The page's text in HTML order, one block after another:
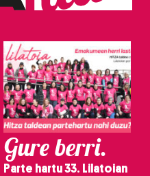
Gure berri.
Parte hartu 33. Lilatoian